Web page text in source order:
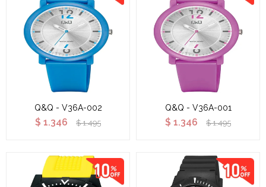
Q&Q - V36A-002
$ 1.346 $ 1.495
Q&Q - V36A-001
$ 1.346 $ 1.495